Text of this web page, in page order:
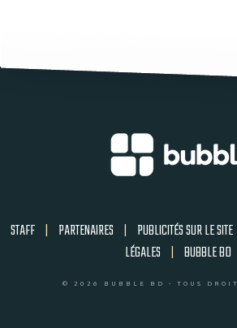
STAFF | PARTENAIRES | PUBLICITÉS SUR LE SITE
LÉGALES | BUBBLE BD
© 2026 BUBBLE BD - TOUS